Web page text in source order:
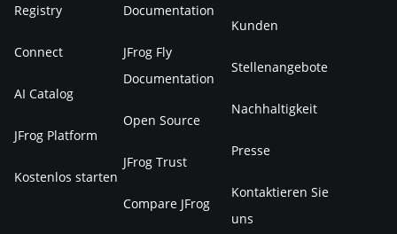
Registry
Connect
AI Catalog
JFrog Platform
Kostenlos starten
Documentation
JFrog Fly
Documentation
Open Source
JFrog Trust
Compare JFrog
Kunden
Stellenangebote
Nachhaltigkeit
Presse
Kontaktieren Sie
uns